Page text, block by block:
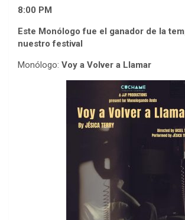
8:00 PM
Este Monólogo fue el ganador de la
nuestro festival
Monólogo: Voy a Volver a Llamar